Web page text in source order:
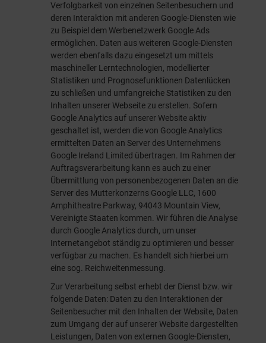
Verfolgbarkeit von einzelnen Seitenbesuchern und
deren Interaktion mit anderen Google-Diensten wie
zu Beispiel dem Werbenetzwerk Google Ads
ermöglichen. Daten aus weiteren Google-Diensten
werden ebenfalls dazu eingesetzt um mittels
maschineller Lerntechnologien, modellierter
Statistiken und Prognosefunktionen Datenlücken
zu schließen und umfangreiche Statistiken zu den
Inhalten unserer Webseite zu erstellen. Sofern
Google Analytics auf unserer Website aktiv
geschaltet ist, werden die von Google Analytics
ermittelten Daten an Server des Unternehmens
Google Ireland Limited übertragen. Im Rahmen der
Auftragsverarbeitung kann es auch zu einer
Übermittlung von personenbezogenen Daten an die
Server des Mutterkonzerns Google LLC, 1600
Amphitheatre Parkway, 94043 Mountain View,
Vereinigte Staaten kommen. Wir führen die Analyse
durch Google Analytics durch, um unser
Internetangebot ständig zu optimieren und besser
verfügbar zu machen. Es handelt sich hierbei um
eine sog. Reichweitenmessung.
Zur Verarbeitung selbst erhebt der Dienst bzw. wir
folgende Daten: Daten zu den Interaktionen der
Seitenbesucher mit den Inhalten der Website, Daten
zum Umgang der auf unserer Website dargestellten
Leistungen, Daten von externen Google-Diensten,